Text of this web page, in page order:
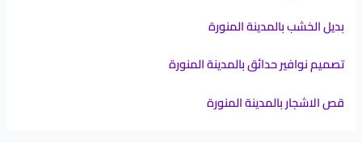
بديل الخشب بالمدينة المنورة
تصميم نوافير حدائق بالمدينة المنورة
قص الاشجار بالمدينة المنورة